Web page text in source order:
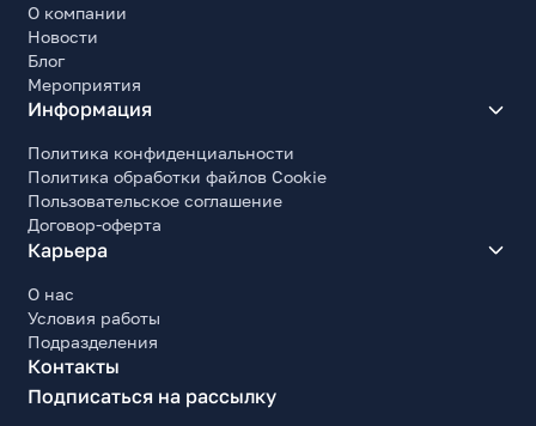
О компании
Новости
Блог
Мероприятия
Информация
Политика конфиденциальности
Политика обработки файлов Cookie
Пользовательское соглашение
Договор-оферта
Карьера
О нас
Условия работы
Подразделения
Контакты
Подписаться на рассылку